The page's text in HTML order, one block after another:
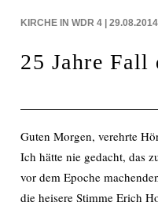
KIRCHE IN WDR 4 |
25 Jahre Fall
Guten Morgen, verehrte
Ich hätte nie gedacht, das
vor dem Epoche
die heisere Stimme Erich